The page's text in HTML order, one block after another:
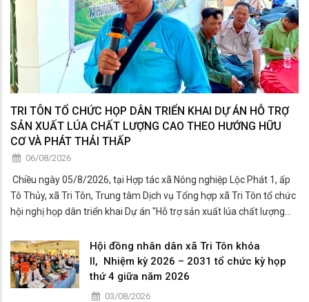
TRI TÔN TỔ CHỨC HỌP DÂN TRIỂN KHAI DỰ ÁN HỖ TRỢ
SẢN XUẤT LÚA CHẤT LƯỢNG CAO THEO HƯỚNG HỮU
CƠ VÀ PHÁT THẢI THẤP
06/08/2026
​ Chiều ngày 05/8/2026, tại Hợp tác xã Nông nghiệp Lộc Phát 1, ấp
Tô Thủy, xã Tri Tôn, Trung tâm Dịch vụ Tổng hợp xã Tri Tôn tổ chức
hội nghị họp dân triển khai Dự án "Hỗ trợ sản xuất lúa chất lượng
bền vữ
Hội đồng nhân dân xã Tri Tôn khóa
II, Nhiệm kỳ 2026 – 2031 tổ chức kỳ họp
thứ 4 giữa năm 2026
03/08/2026